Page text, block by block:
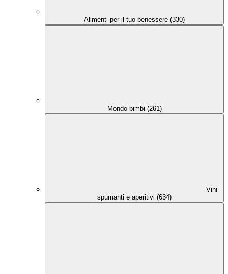
Alimenti per il tuo benessere (330)
Mondo bimbi (261)
Vini
spumanti e aperitivi (634)